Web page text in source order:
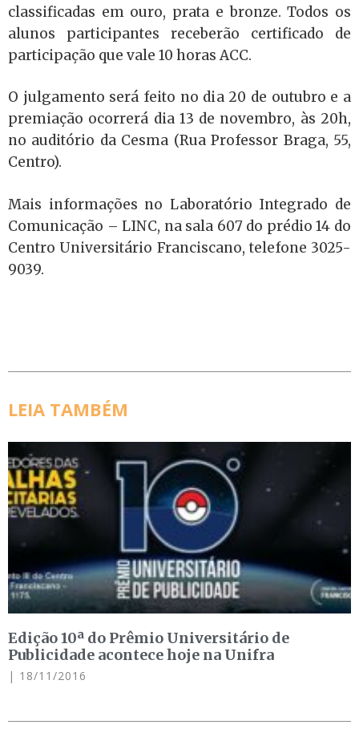
classificadas em ouro, prata e bronze. Todos os
alunos participantes receberão certificado de
participação que vale 10 horas ACC.
O julgamento será feito no dia 20 de outubro e a
premiação ocorrerá dia 13 de novembro, às 20h,
no auditório da Cesma (Rua Professor Braga, 55,
Centro).
Mais informações no Laboratório Integrado de
Comunicação – LINC, na sala 607 do prédio 14 do
Centro Universitário Franciscano, telefone 3025-
9039.
LEIA TAMBÉM
Edição 10ª do Prêmio Universitário de
Publicidade acontece hoje na Unifra
18/11/2016